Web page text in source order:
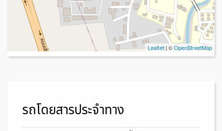
Leaflet | ©OpenStreetMap
รถโดยสารประจำทาง